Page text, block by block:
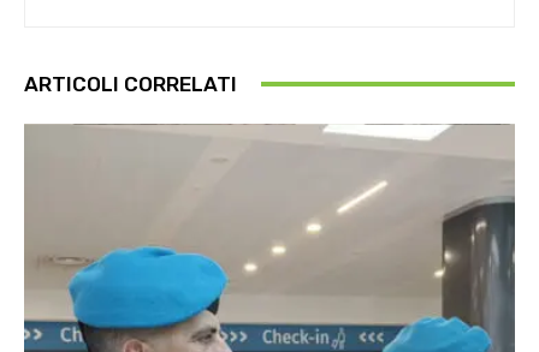
ARTICOLI CORRELATI